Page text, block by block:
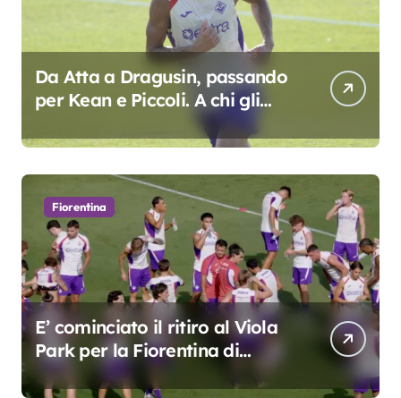
Da Atta a Dragusin, passando
per Kean e Piccoli. A chi gli
oscar del precampionato?
Fiorentina
E’ cominciato il ritiro al Viola
Park per la Fiorentina di
Grosso